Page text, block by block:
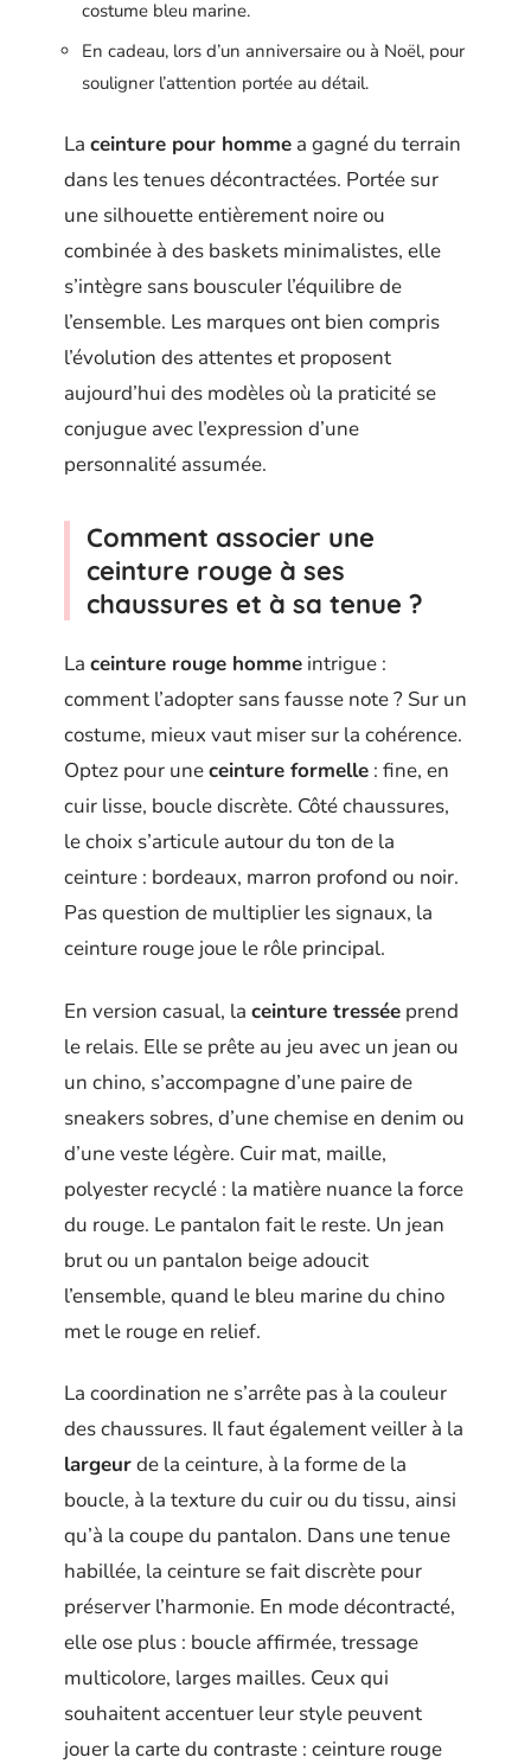
costume bleu marine.
En cadeau, lors d’un anniversaire ou à Noël, pour
souligner l’attention portée au détail.
La ceinture pour homme a gagné du terrain
dans les tenues décontractées. Portée sur
une silhouette entièrement noire ou
combinée à des baskets minimalistes, elle
s’intègre sans bousculer l’équilibre de
l’ensemble. Les marques ont bien compris
l’évolution des attentes et proposent
aujourd’hui des modèles où la praticité se
conjugue avec l’expression d’une
personnalité assumée.
Comment associer une
ceinture rouge à ses
chaussures et à sa tenue ?
La ceinture rouge homme intrigue :
comment l’adopter sans fausse note ? Sur un
costume, mieux vaut miser sur la cohérence.
Optez pour uneceinture formelle : fine, en
cuir lisse, boucle discrète. Côté chaussures,
le choix s’articule autour du ton de la
ceinture : bordeaux, marron profond ou noir.
Pas question de multiplier les signaux, la
ceinture rouge joue le rôle principal.
En version casual, la ceinture tressée prend
le relais. Elle se prête au jeu avec un jean ou
un chino, s’accompagne d’une paire de
sneakers sobres, d’une chemise en denim ou
d’une veste légère. Cuir mat, maille,
polyester recyclé : la matière nuance la force
du rouge. Le pantalon fait le reste. Un jean
brut ou un pantalon beige adoucit
l’ensemble, quand le bleu marine du chino
met le rouge en relief.
La coordination ne s’arrête pas à la couleur
des chaussures. Il faut également veiller à la
largeurde la ceinture, à la forme de la
boucle, à la texture du cuir ou du tissu, ainsi
qu’à la coupe du pantalon. Dans une tenue
habillée, la ceinture se fait discrète pour
préserver l’harmonie. En mode décontracté,
elle ose plus : boucle affirmée, tressage
multicolore, larges mailles. Ceux qui
souhaitent accentuer leur style peuvent
jouer la carte du contraste : ceinture rouge